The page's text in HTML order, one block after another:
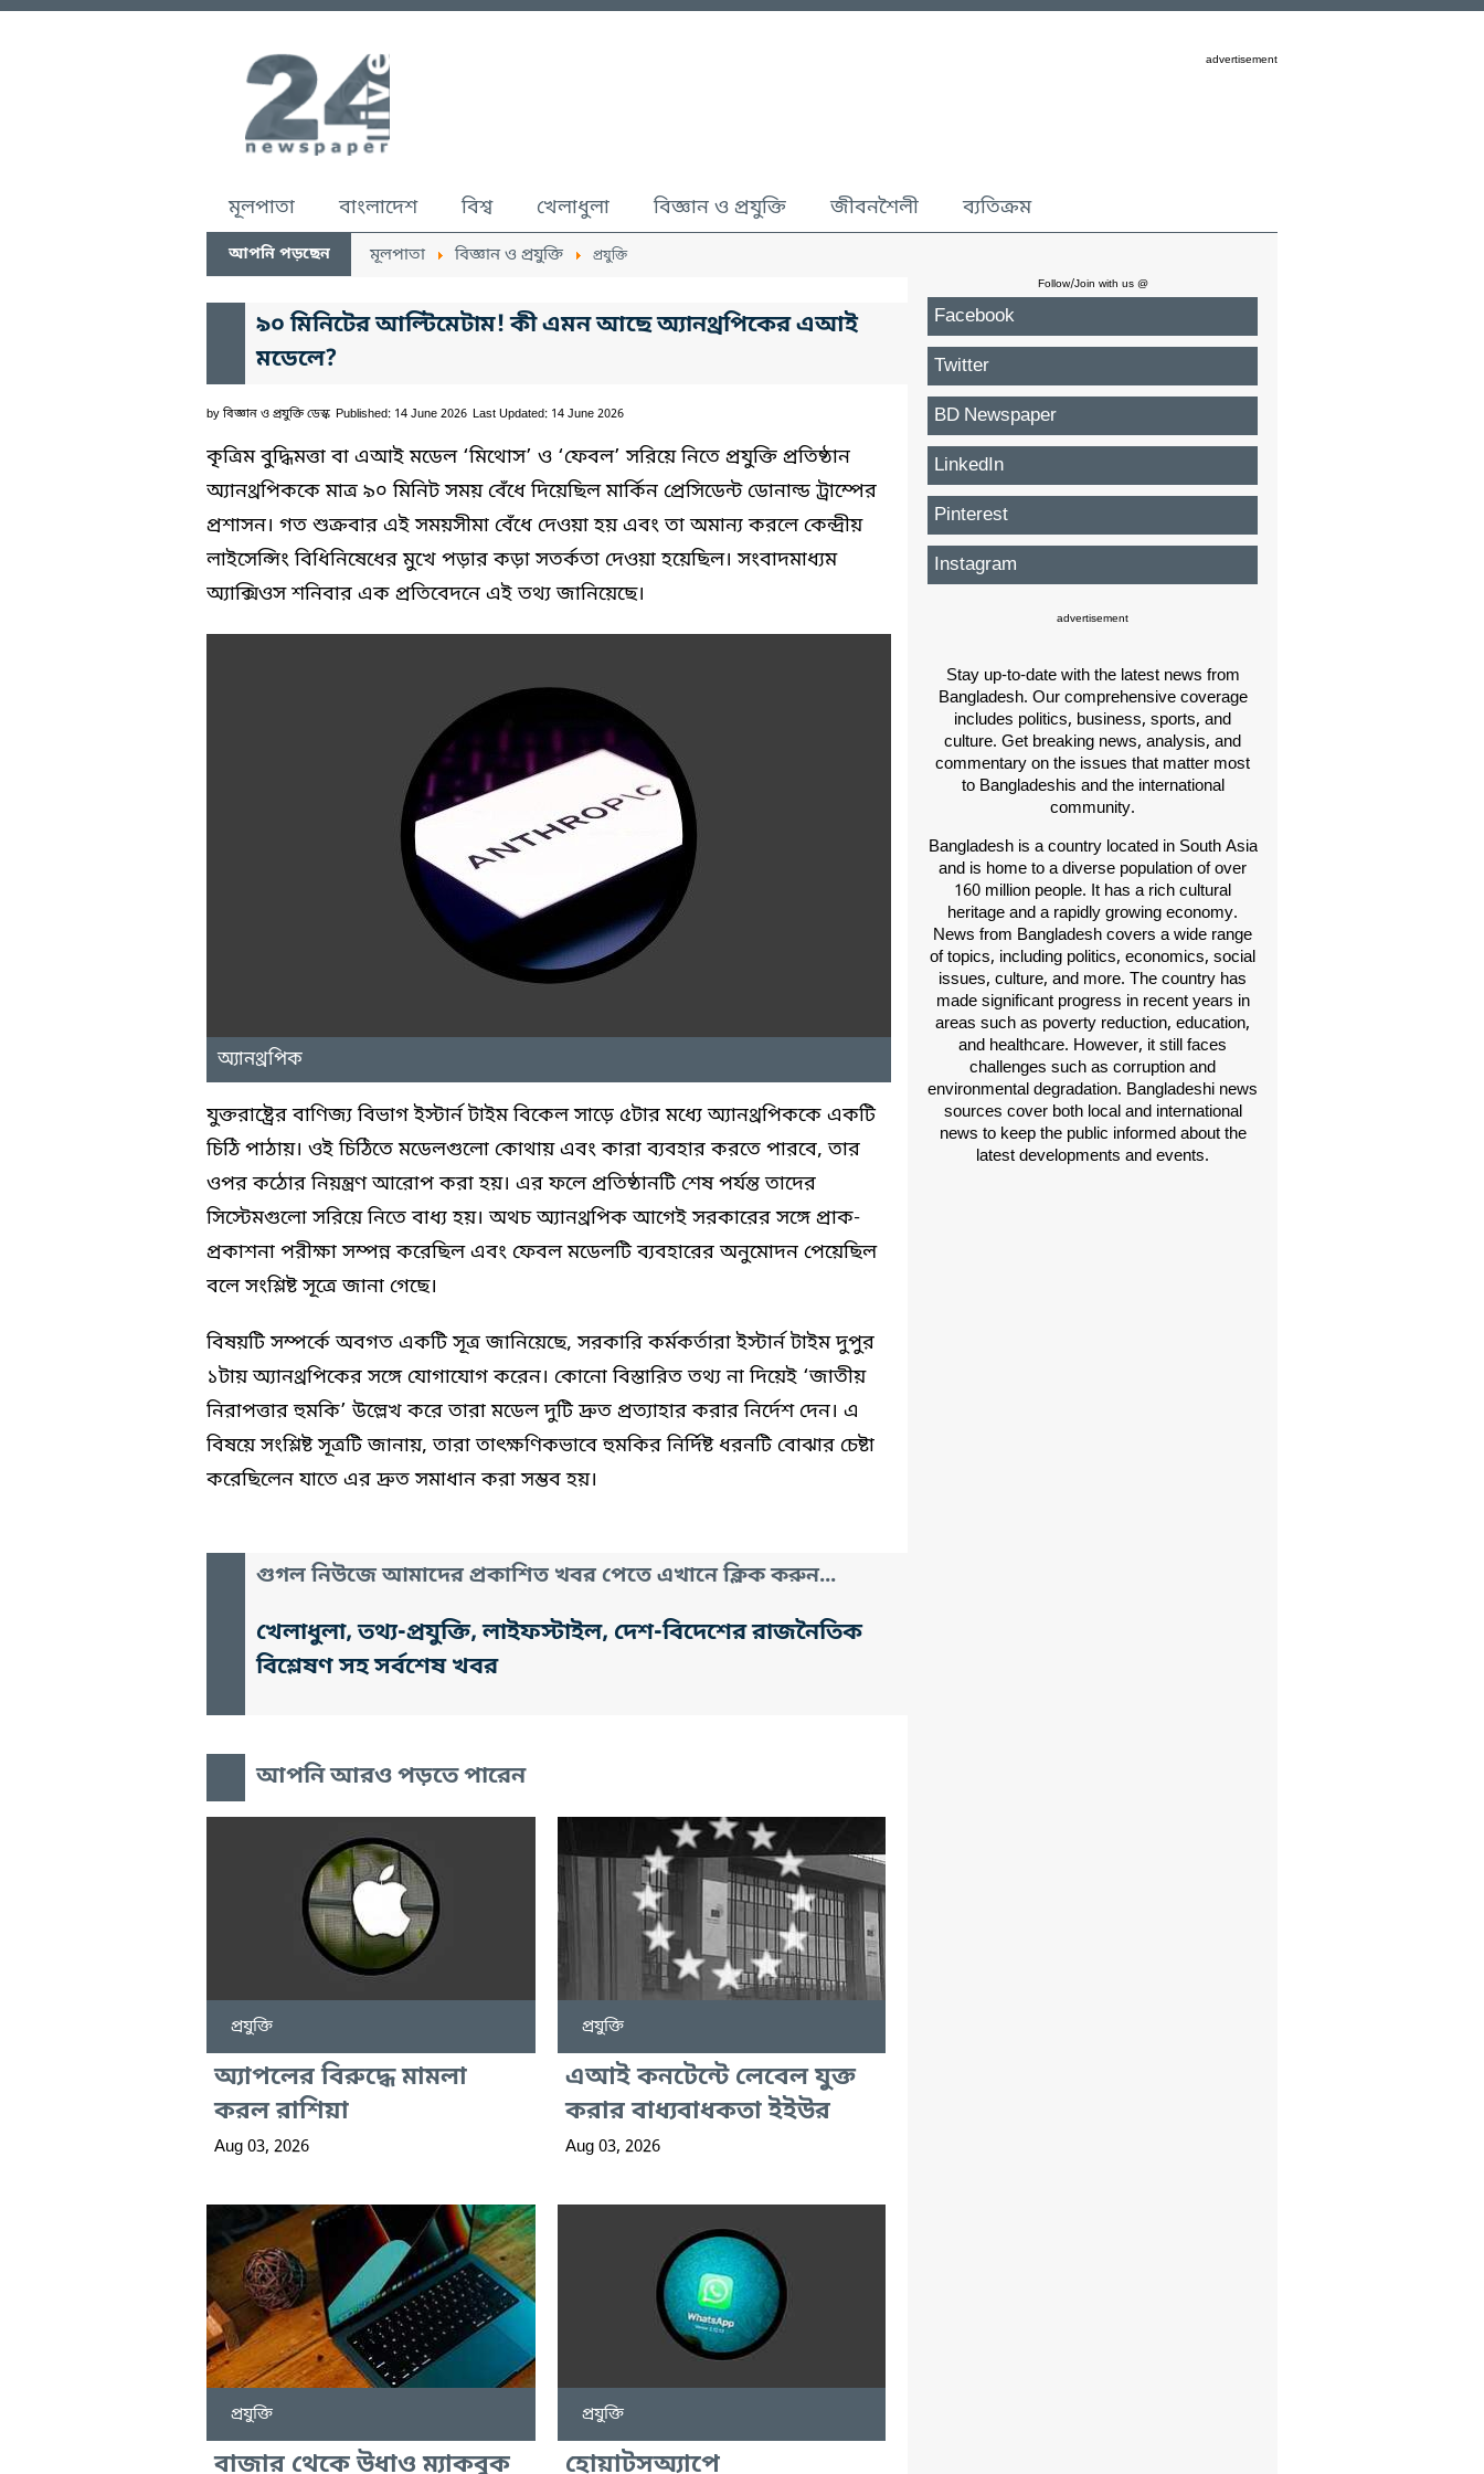
advertisement
মূলপাতা বাংলাদেশ বিশ্ব খেলাধুলা বিজ্ঞান ও প্রযুক্তি জীবনশৈলী ব্যতিক্রম
আপনি পড়ছেন মূলপাতা বিজ্ঞান ও প্রযুক্তি প্রযুক্তি
৯০ মিনিটের আল্টিমেটাম! কী এমন আছে অ্যানথ্রপিকের এআই
মডেলে?
by বিজ্ঞান ও প্রযুক্তি ডেস্ক Published: 14 June 2026 Last Updated: 14 June 2026
কৃত্রিম বুদ্ধিমত্তা বা এআই মডেল ‘মিথোস’ ও ‘ফেবল’ সরিয়ে নিতে প্রযুক্তি প্রতিষ্ঠান
অ্যানথ্রপিককে মাত্র ৯০ মিনিট সময় বেঁধে দিয়েছিল মার্কিন প্রেসিডেন্ট ডোনাল্ড ট্রাম্পের
প্রশাসন। গত শুক্রবার এই সময়সীমা বেঁধে দেওয়া হয় এবং তা অমান্য করলে কেন্দ্রীয়
লাইসেন্সিং বিধিনিষেধের মুখে পড়ার কড়া সতর্কতা দেওয়া হয়েছিল। সংবাদমাধ্যম
অ্যাক্সিওস শনিবার এক প্রতিবেদনে এই তথ্য জানিয়েছে।
অ্যানথ্রপিক
যুক্তরাষ্ট্রের বাণিজ্য বিভাগ ইস্টার্ন টাইম বিকেল সাড়ে ৫টার মধ্যে অ্যানথ্রপিককে একটি
চিঠি পাঠায়। ওই চিঠিতে মডেলগুলো কোথায় এবং কারা ব্যবহার করতে পারবে, তার
ওপর কঠোর নিয়ন্ত্রণ আরোপ করা হয়। এর ফলে প্রতিষ্ঠানটি শেষ পর্যন্ত তাদের
সিস্টেমগুলো সরিয়ে নিতে বাধ্য হয়। অথচ অ্যানথ্রপিক আগেই সরকারের সঙ্গে প্রাক-
প্রকাশনা পরীক্ষা সম্পন্ন করেছিল এবং ফেবল মডেলটি ব্যবহারের অনুমোদন পেয়েছিল
বলে সংশ্লিষ্ট সূত্রে জানা গেছে।
বিষয়টি সম্পর্কে অবগত একটি সূত্র জানিয়েছে, সরকারি কর্মকর্তারা ইস্টার্ন টাইম দুপুর
১টায় অ্যানথ্রপিকের সঙ্গে যোগাযোগ করেন। কোনো বিস্তারিত তথ্য না দিয়েই ‘জাতীয়
নিরাপত্তার হুমকি’ উল্লেখ করে তারা মডেল দুটি দ্রুত প্রত্যাহার করার নির্দেশ দেন। এ
বিষয়ে সংশ্লিষ্ট সূত্রটি জানায়, তারা তাৎক্ষণিকভাবে হুমকির নির্দিষ্ট ধরনটি বোঝার চেষ্টা
করেছিলেন যাতে এর দ্রুত সমাধান করা সম্ভব হয়।
গুগল নিউজে আমাদের প্রকাশিত খবর পেতে এখানে ক্লিক করুন...
খেলাধুলা, তথ্য-প্রযুক্তি, লাইফস্টাইল, দেশ-বিদেশের রাজনৈতিক
বিশ্লেষণ সহ সর্বশেষ খবর
আপনি আরও পড়তে পারেন
প্রযুক্তি
অ্যাপলের বিরুদ্ধে মামলা
করল রাশিয়া
Aug 03, 2026
প্রযুক্তি
এআই কনটেন্টে লেবেল যুক্ত
করার বাধ্যবাধকতা ইইউর
Aug 03, 2026
প্রযুক্তি
বাজার থেকে উধাও ম্যাকবুক
প্রযুক্তি
হোয়াটসঅ্যাপে
Follow/Join with us @
Facebook
Twitter
BD Newspaper
LinkedIn
Pinterest
Instagram
advertisement
Stay up-to-date with the latest news from
Bangladesh. Our comprehensive coverage
includes politics, business, sports, and
culture. Get breaking news, analysis, and
commentary on the issues that matter most
to Bangladeshis and the international
community.
Bangladesh is a country located in South Asia
and is home to a diverse population of over
160 million people. It has a rich cultural
heritage and a rapidly growing economy.
News from Bangladesh covers a wide range
of topics, including politics, economics, social
issues, culture, and more. The country has
made significant progress in recent years in
areas such as poverty reduction, education,
and healthcare. However, it still faces
challenges such as corruption and
environmental degradation. Bangladeshi news
sources cover both local and international
news to keep the public informed about the
latest developments and events.